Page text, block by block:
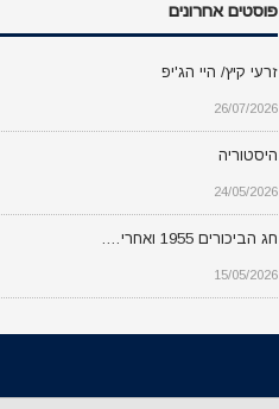
פוסטים אחרונים
זרעי קיץ/ היי הג'יפ
26/07/2026
היסטוריה
24/05/2026
חג הביכורים 1955 ואחרי….
15/05/2026